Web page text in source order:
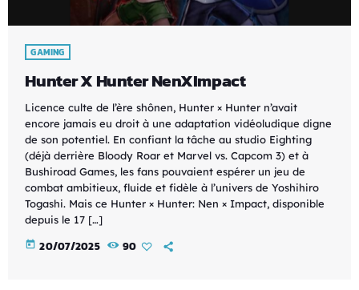
GAMING
Hunter X Hunter NenXImpact
Licence culte de l’ère shônen, Hunter × Hunter n’avait
encore jamais eu droit à une adaptation vidéoludique digne
de son potentiel. En confiant la tâche au studio Eighting
(déjà derrière Bloody Roar et Marvel vs. Capcom 3) et à
Bushiroad Games, les fans pouvaient espérer un jeu de
combat ambitieux, fluide et fidèle à l’univers de Yoshihiro
Togashi. Mais ce Hunter × Hunter: Nen × Impact, disponible
depuis le 17 […]
today 20/07/2025 90